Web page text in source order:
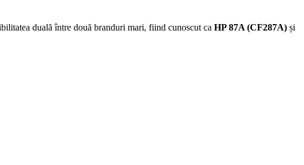
duală între două branduri mari, fiind cunoscut ca HP 87A (CF287A) și